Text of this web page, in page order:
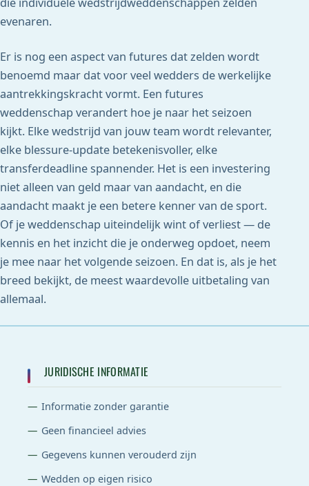
evenaren.
Er is nog een aspect van futures dat zelden wordt
benoemd maar dat voor veel wedders de werkelijke
aantrekkingskracht vormt. Een futures
weddenschap verandert hoe je naar het seizoen
kijkt. Elke wedstrijd van jouw team wordt relevanter,
elke blessure-update betekenisvoller, elke
transferdeadline spannender. Het is een investering
niet alleen van geld maar van aandacht, en die
aandacht maakt je een betere kenner van de sport.
Of je weddenschap uiteindelijk wint of verliest — de
kennis en het inzicht die je onderweg opdoet, neem
je mee naar het volgende seizoen. En dat is, als je het
breed bekijkt, de meest waardevolle uitbetaling van
allemaal.
JURIDISCHE INFORMATIE
Informatie zonder garantie
Geen financieel advies
Gegevens kunnen verouderd zijn
Wedden op eigen risico